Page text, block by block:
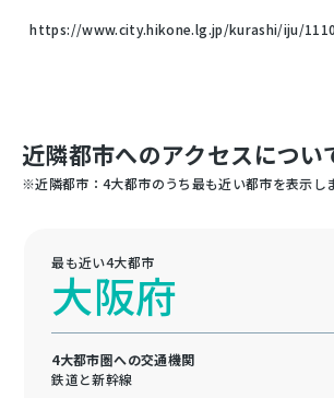
https://www.city.hikone.lg.jp/kurashi/iju/
近隣都市へのアクセスについ
※近隣都市：4大都市のうち最も近い都市を表示しま
最も近い4大都市
大阪府
4大都市圏への交通機関
鉄道と新幹線